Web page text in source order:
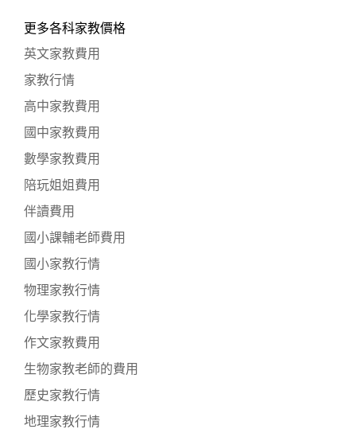
更多各科家教價格
英文家教費用
家教行情
高中家教費用
國中家教費用
數學家教費用
陪玩姐姐費用
伴讀費用
國小課輔老師費用
國小家教行情
物理家教行情
化學家教行情
作文家教費用
生物家教老師的費用
歷史家教行情
地理家教行情